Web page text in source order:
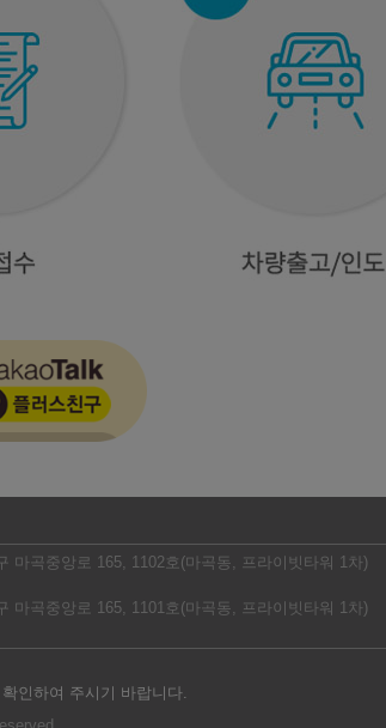
마곡중앙로 165, 1102호(마곡동, 프라이빗타워 1차)
마곡중앙로 165, 1101호(마곡동, 프라이빗타워 1차)
인하여 주시기 바랍니다.